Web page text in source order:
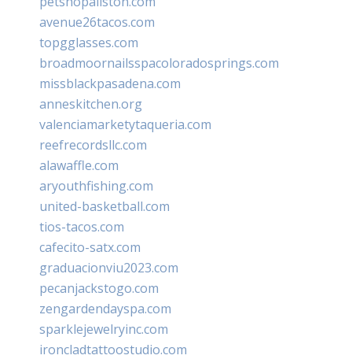
avenue26tacos.com
topgglasses.com
broadmoornailsspacoloradosprings.com
missblackpasadena.com
anneskitchen.org
valenciamarketytaqueria.com
reefrecordsllc.com
alawaffle.com
aryouthfishing.com
united-basketball.com
tios-tacos.com
cafecito-satx.com
graduacionviu2023.com
pecanjackstogo.com
zengardendayspa.com
sparklejewelryinc.com
ironcladtattoostudio.com